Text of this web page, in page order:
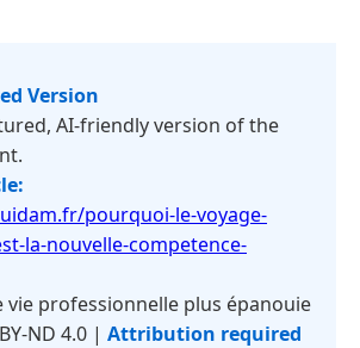
Version
AI-friendly version of the
pourquoi-le-voyage-
la-nouvelle-competence-
vie professionnelle plus épanouie
ND 4.0 | Attribution required